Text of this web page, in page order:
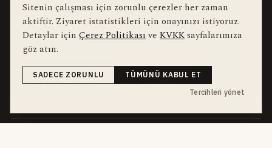
Editörler
Kullanım Şartları
YEREL ARANANLAR
İnegöl inegol-belediyesi alper-taban trafik-kazasi
İnegöl Haber
Güncel
Haberler bursa-buyuksehir-belediyesi Bursa
Sitenin çalışması için zorunlu çerezler her zaman
aktiftir. Ziyaret istatistikleri için onayınızı istiyoruz.
Detaylar için Çerez Politikasıve KVKKsayfalarımıza
göz atın.
SADECE ZORUNLU
TÜMÜNÜ KABUL ET
Tercihleri yönet